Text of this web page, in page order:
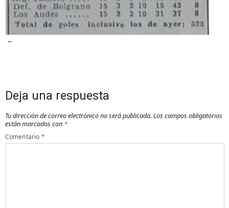
–
Deja una respuesta
Tu dirección de correo electrónico no será publicada. Los campos obligatorios
están marcados con *
Comentario *